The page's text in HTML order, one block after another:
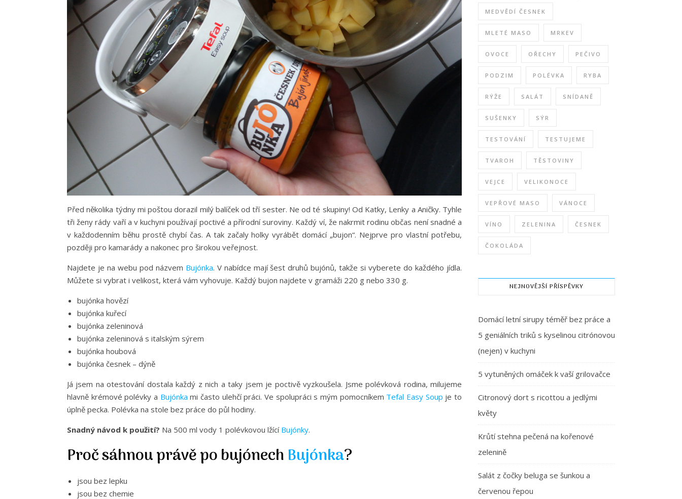
Před několika týdny mi poštou dorazil milý balíček od tří sester. Ne od té skupiny! Od Katky, Lenky a Aničky. Tyhle
tři ženy rády vaří a v kuchyni používají poctivé a přírodní suroviny. Každý ví, že nakrmit rodinu občas není snadné a
v každodenním běhu prostě chybí čas. A tak začaly holky vyrábět domácí „bujon“. Nejprve pro vlastní potřebu,
později pro kamarády a nakonec pro širokou veřejnost.
Najdete je na webu pod názvem Bujónka. V nabídce mají šest druhů bujónů, takže si vyberete do každého jídla.
Můžete si vybrat i velikost, která vám vyhovuje. Každý bujon najdete v gramáži 220 g nebo 330 g.
bujónka hovězí
bujónka kuřecí
bujónka zeleninová
bujónka zeleninová s italským sýrem
bujónka houbová
bujónka česnek – dýně
Já jsem na otestování dostala každý z nich a taky jsem je poctivě vyzkoušela. Jsme polévková rodina, milujeme
hlavně krémové polévky a Bujónka mi často ulehčí práci. Ve spolupráci s mým pomocníkem Tefal Easy Soup je to
úplně pecka. Polévka na stole bez práce do půl hodiny.
Snadný návod k použití? Na 500 ml vody 1 polévkovou lžící Bujónky.
Proč sáhnou právě po bujónechBujónka?
jsou bez lepku
jsou bez chemie
MEDVĚDÍ ČESNEK
MLETÉ MASO MRKEV
OVOCE OŘECHY PEČIVO
PODZIM POLÉVKA RYBA
RÝŽE SALÁT SNÍDANĚ
SUŠENKY SÝR
TESTOVÁNÍ TESTUJEME
TVAROH TĚSTOVINY
VEJCE VELIKONOCE
VEPŘOVÉ MASO VÁNOCE
VÍNO ZELENINA ČESNEK
ČOKOLÁDA
NEJNOVĚJŠÍ PŘÍSPĚVKY
Domácí letní sirupy téměř bez práce a
5 geniálních triků s kyselinou citrónovou
(nejen) v kuchyni
5 vytuněných omáček k vaší grilovačce
Citronový dort s ricottou a jedlými
květy
Krůtí stehna pečená na kořenové
zelenině
Salát z čočky beluga se šunkou a
červenou řepou